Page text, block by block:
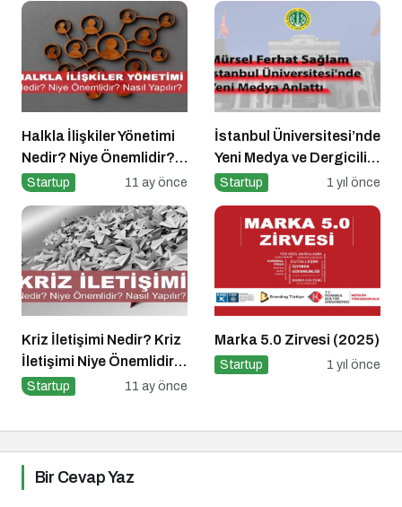
Halkla İlişkiler Yönetimi
Nedir? Niye Önemlidir?
Halkla İlişkiler Yönetimi
Startup 11 ay önce
İstanbul Üniversitesi’nde
Yeni Medya ve Dergicilik
Konuşuldu
Startup 1 yıl önce
Kriz İletişimi Nedir? Kriz
İletişimi Niye Önemlidir?
Kriz İletişimi Nasıl
Startup 11 ay önce
Marka 5.0 Zirvesi (2025)
Startup 1 yıl önce
Bir Cevap Yaz